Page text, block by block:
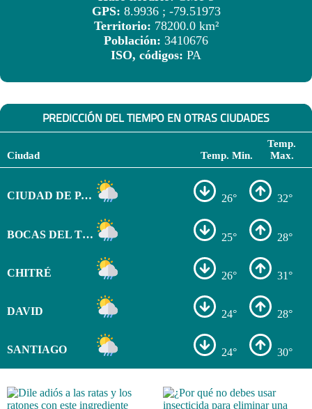
GPS: 8.9936 ; -79.51973
Territorio: 78200.0 km²
Población: 3410676
ISO, códigos: PA
PREDICCIÓN DEL TIEMPO EN OTRAS CIUDADES
Ciudad Temp. Min.
Temp.
Max.
CIUDAD DE PANAMÁ 26° 32°
BOCAS DEL TORO 25° 28°
CHITRÉ 26° 31°
DAVID 24° 28°
SANTIAGO 24° 30°